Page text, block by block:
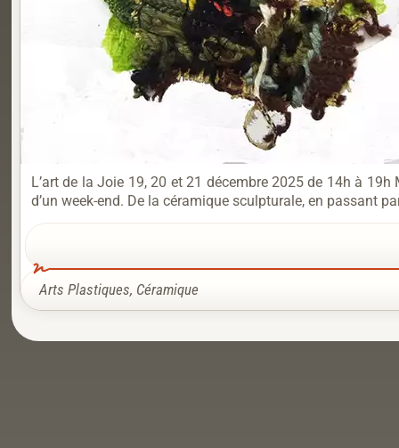
L’art de la Joie 19, 20 et 21 décembre 2025 de 14h à
d’un week-end. De la céramique sculpturale, en passant
Arts Plastiques, Céramique